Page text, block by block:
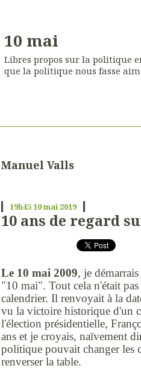
10 mai
Libres propos sur la politique
que la politique nous fasse
Manuel Valls
19h4510mai 2019
10 ans de regard
Le 10 mai 2009, je
"10 mai". Tout cela n'était
calendrier. Il renvoyait à la
vu la victoire historique d'un
l'élection présidentielle,
ans et je croyais, naïvement
politique pouvait changer les
renverser la table.